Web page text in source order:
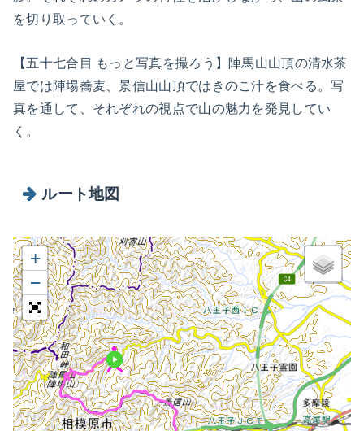
を切り取っていく。
【五十七合目 もっと写真を撮ろう】陣馬山山頂の清水茶
屋では陣場蕎麦、景信山山頂ではきのこ汁を食べる。写
真を通して、それぞれの視点で山の魅力を発見してい
く。
ルート地図
+
−